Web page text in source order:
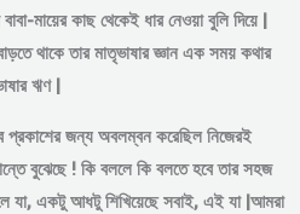
মায়ের কাছ থেকেই ধার নেওয়া বুলি দিয়ে |
থাকে তার মাতৃভাষার জ্ঞান এক সময় কথার
ঋণ |
প্রকাশের জন্য অবলম্বন করেছিল নিজেরই
বুঝেছে ! কি বললে কি বলতে হবে তার সহজ
যা, একটু আধটু শিখিয়েছে সবাই, এই যা |আমরা